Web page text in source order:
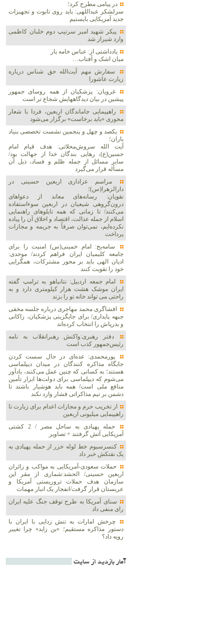
در پیامی مطرح کرد؛
سرلشکر عبداللهی: باید روی تابوت و تجهیزات
جدید آمریکایی بایستیم
پیکر شهید امیر سرتیپ دوم خلبان کاظمی
وارد شیراز شد
یادداشتی از: عباس خامه یار
میان اشک و آفتاب…
سفارش مهم آیت‌الله حق شناس درباره
زیارت عاشورا
غرویان: پزشکیان از همه روسای جمهور
پیشین در بیان دیدگاههایش شجاع تر است
راهپیمایی جاماندگان اربعین، فردا با شعار
محوری «باید برخاست» برگزار می‌شود
یکصد و چهل و پنجمین نشست تخصصی بنیاد
باران؛
آیت الله سروش‌محلاتی: هدف قیام امام
حسین(ع)، رهایی بندگان خدا از جهالت بود/
سایر مسائل از جمله ظلم و فساد، ذیل آن
مسأله قرار می‌گیرد
مراسم عزاداری اربعین حسینی در
دارالزهرا(س)؛
نقویان: رسانه‌های معاند از دعواهای
درون‌گروهی شیعیان در اربعین سوءاستفاده
می‌کنند/ تا زمانی که همه تابلوهای راهنمایی
اسلام از جمله عدالت، اقتصاد و اخلاق آن را پیاده
نکرده‌ایم، نمی‌توان صرفاً به جریمه و مجازات
پرداخت
سامه‌یح: امام خمینی(س) امنیت را برای
جامعه کلیمیان ایران فراهم کردند/ موحدی:
ادیان الهی باید بر محور مشترکات، همگرایی
خود را تقویت کنند
امام جمعه اردبیل: نتانیاهو به ترامپ گفته
ایران موشک هشت هزار کیلومتری دارد و به
راحتی می تواند خانه تو را بزند
افشاگری محمد مهاجری درباره جلسه مخفی
جبهه پایداری/ برای جایگزینی پزشکیان، زاکانی
و بذرپاش را انتخاب کرده‌اند
دفتر رهبری:واکنش رهبرانقلاب به نامه
رئیس‌جمهور کذب است
پورمحمدی: عده‌ای در حال سست کردن
جایگاه مذاکره کنندگان در میدان دیپلماسی
هستند؛ به کسانی که چنین عمل می‌کنند، یادآور
می‌شوم که دیپلماسی برای دولت‌ها ابزار تأمین
منافع ملی است/ همه باید هوشیار باشند تا
دشمن بر تیم مذاکراتی فشار وارد نکند
از تخریب حرم و مجازات اعدام برای زیارت تا
راهپیمایی میلیونی اربعین
حمله پهپادی به ساحل مصر / 2 کشتی
آمریکایی آتش گرفتند + تصاویر
کنسرسیوم خط لوله خزر از حمله پهپادی به
یک نفتکش خبر داد
حملات سعودی-آمریکایی به مواکب و زائران
اربعین حسینی/ الحشد:شماری از مقر این
سازمان هدف حملات تروریستی آمریکا و
عربستان قرار گرفت/انفجار یک انبار مهمات
سنای آمریکا به طرح توقف جنگ علیه ایران
رای منفی داد
چرخش امارات به تنش زدایی با ایران با
دستور مذاکره مستقیم؛ «بن زاید» چرا تغییر
رویه داد؟
آمار بازديد از سايت